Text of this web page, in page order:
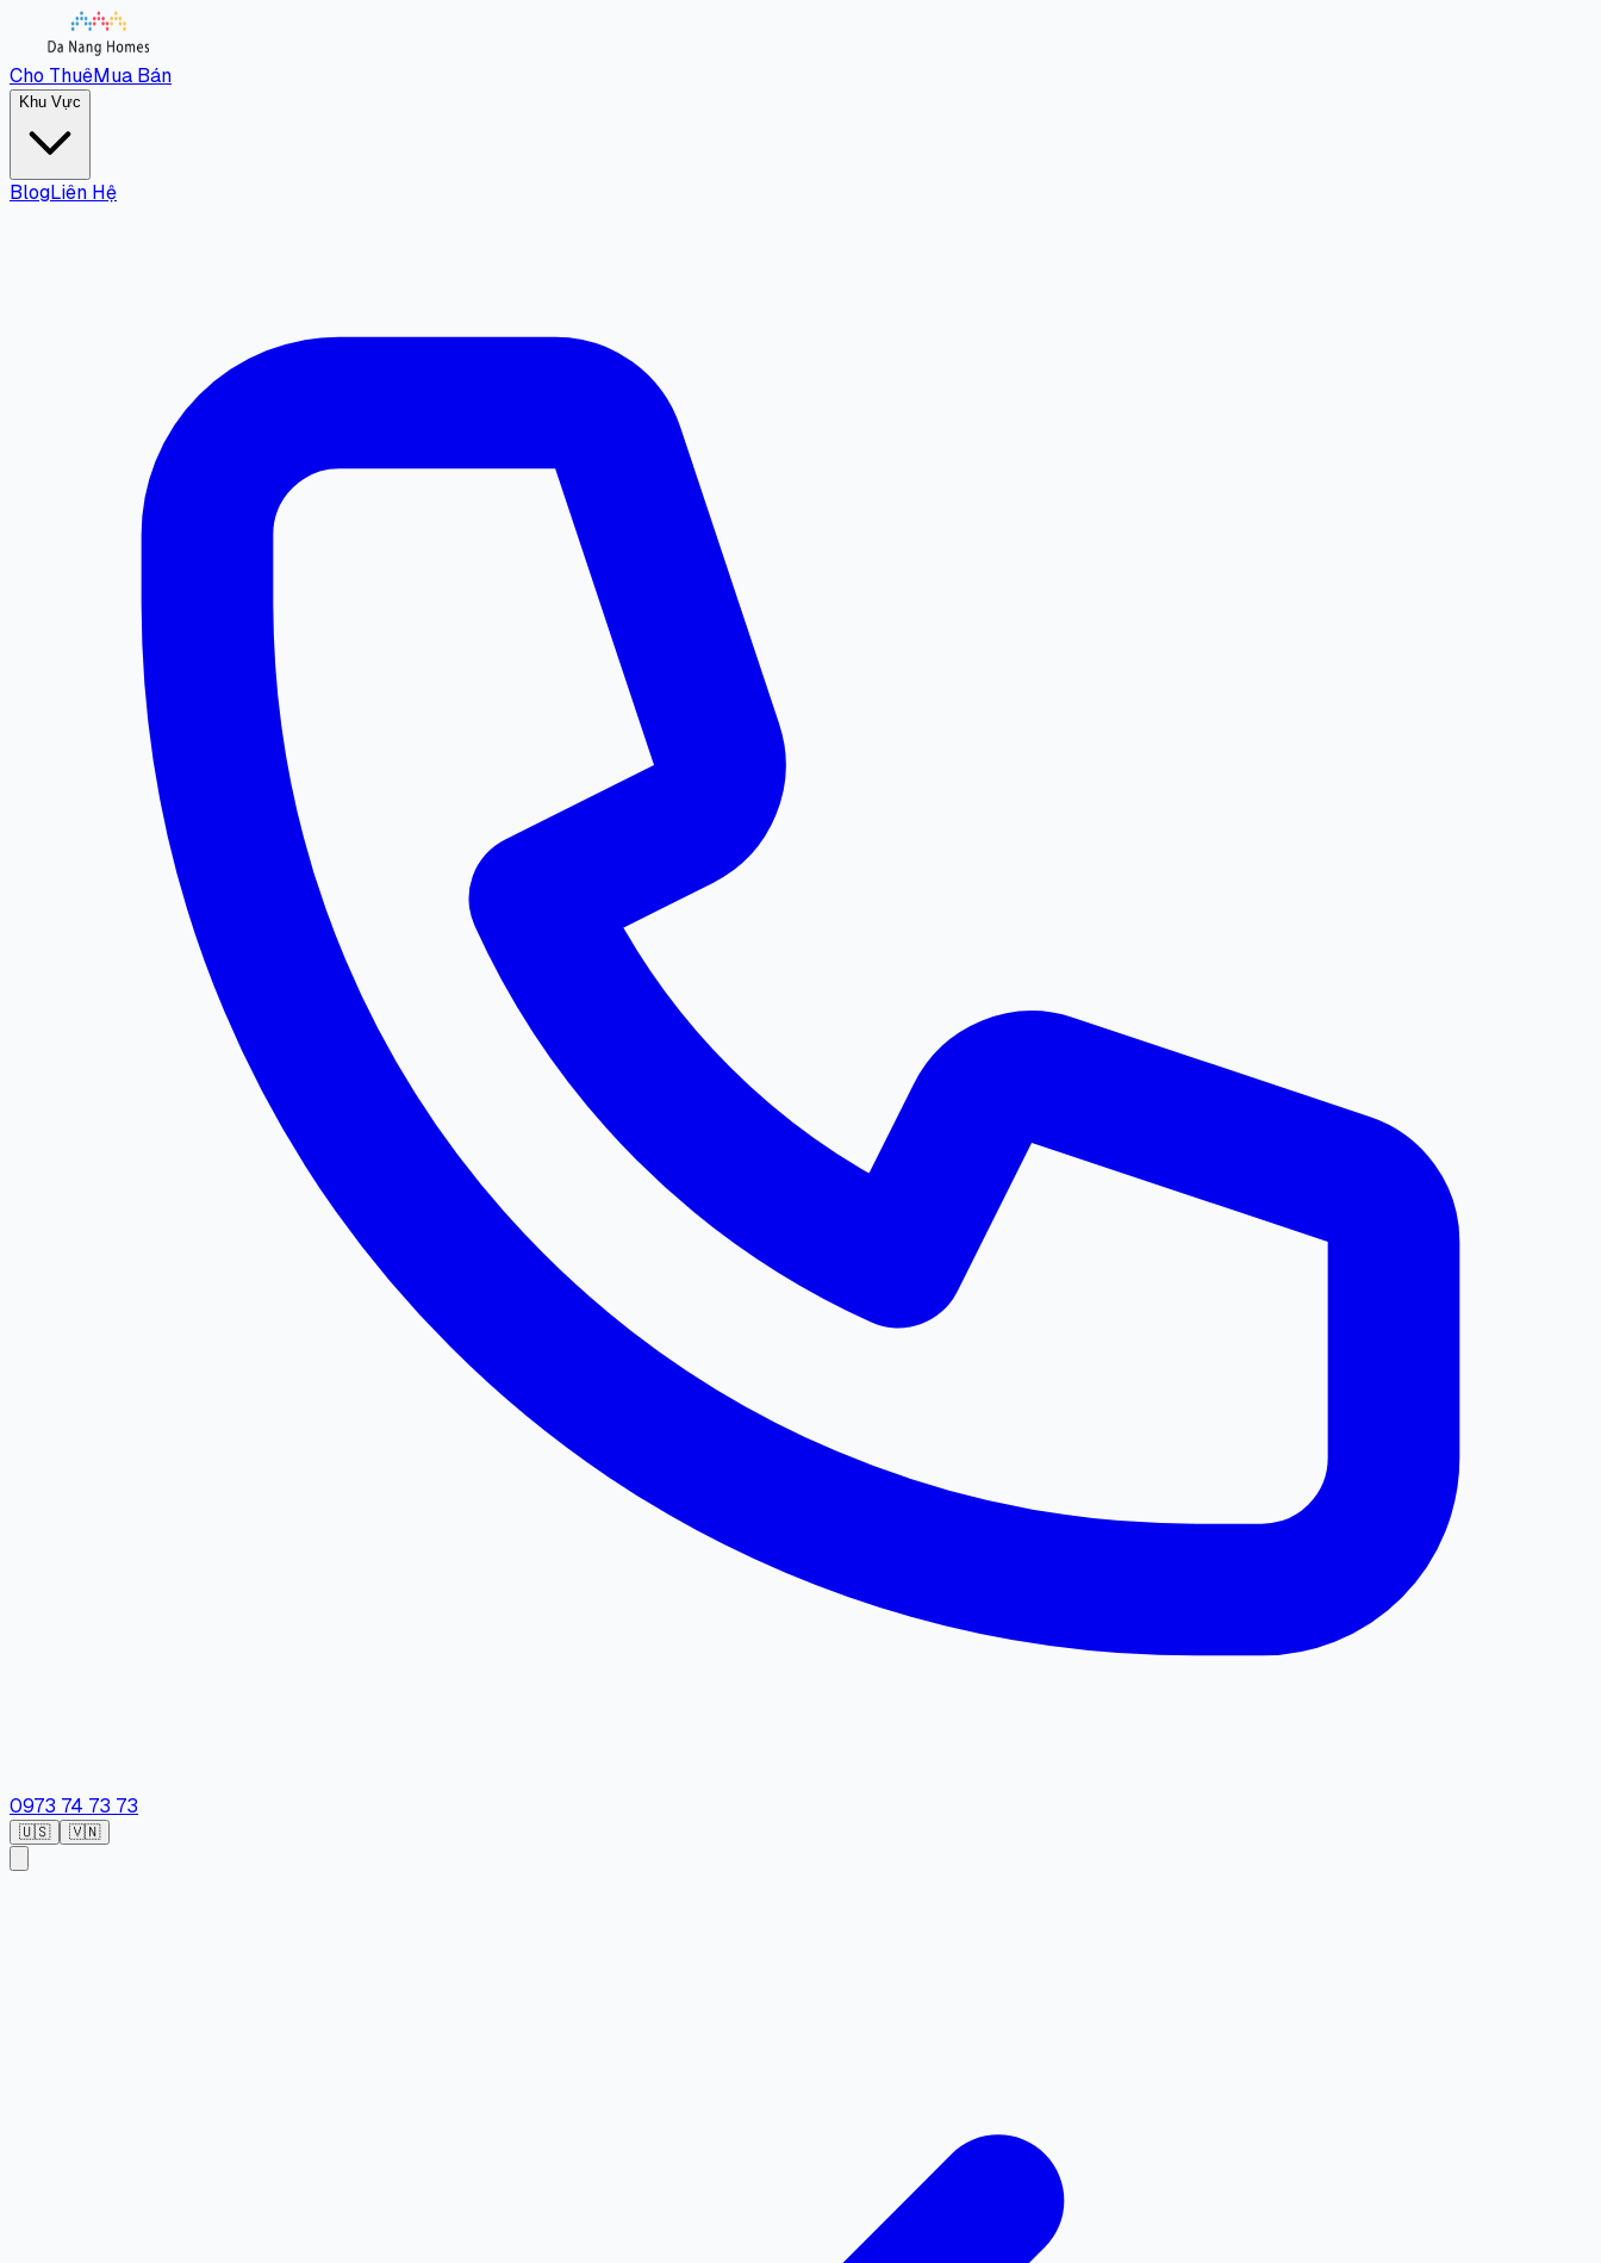
Cho ThuêMua Bán
Khu Vực
BlogLiên Hệ
0973 74 73 73
🇺🇸 🇻🇳